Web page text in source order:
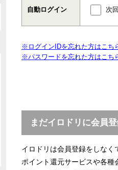
自動ログイン 次
※ログインIDを忘れた方はこち
※パスワードを忘れた方はこち
まだイロドリに会員
イロドリは会員登録をしなく
ポイント還元サービスや各種